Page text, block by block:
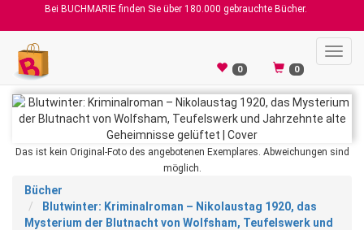
Bei BUCHMARIE finden Sie über 180.000 gebrauchte Bücher.
0 0
Das ist kein Original-Foto des angebotenen Exemplares. Abweichungen sind
möglich.
Bücher
Blutwinter: Kriminalroman – Nikolaustag 1920, das
Mysterium der Blutnacht von Wolfsham, Teufelswerk und